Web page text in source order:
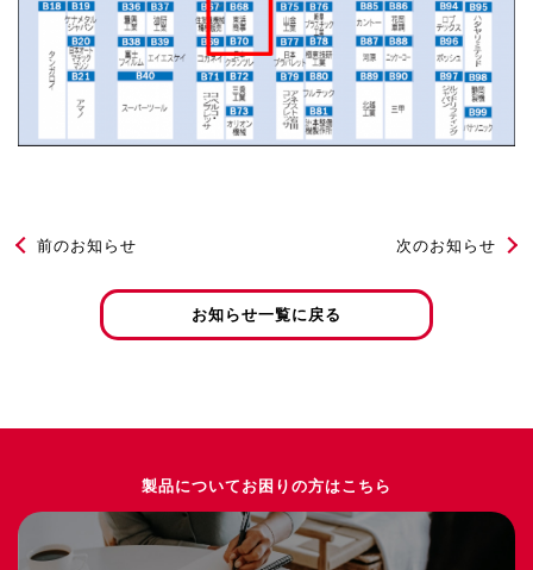
前のお知らせ 次のお知らせ
お知らせ一覧に戻る
製品についてお困りの方はこちら